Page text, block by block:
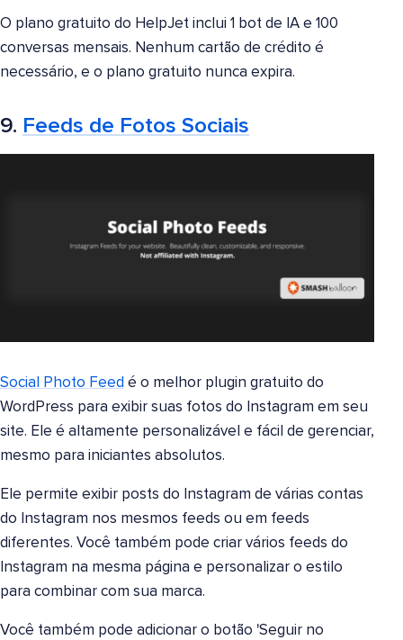
O plano gratuito do HelpJet inclui 1 bot de IA e 100
conversas mensais. Nenhum cartão de crédito é
necessário, e o plano gratuito nunca expira.
9. Feeds de Fotos Sociais
Social Photo Feed é o melhor plugin gratuito do
WordPress para exibir suas fotos do Instagram em seu
site. Ele é altamente personalizável e fácil de gerenciar,
mesmo para iniciantes absolutos.
Ele permite exibir posts do Instagram de várias contas
do Instagram nos mesmos feeds ou em feeds
diferentes. Você também pode criar vários feeds do
Instagram na mesma página e personalizar o estilo
para combinar com sua marca.
Você também pode adicionar o botão 'Seguir no